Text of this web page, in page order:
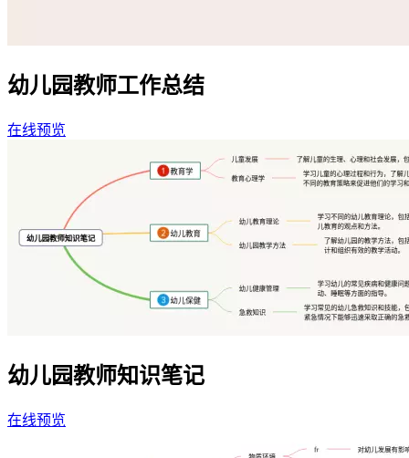
幼儿园教师工作总结
在线预览
幼儿园教师知识笔记
在线预览